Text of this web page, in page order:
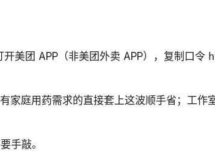
开美团 APP（非美团外卖 APP），复制口令
庭用药需求的直接套上这波顺手省；工作
手敲。